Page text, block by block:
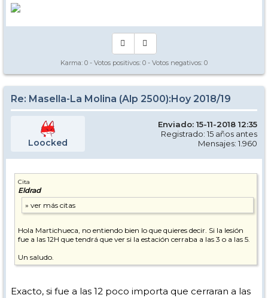
Karma: 0 - Votos positivos: 0 - Votos negativos: 0
Re: Masella-La Molina (Alp 2500):Hoy 2018/19
Loocked
Enviado: 15-11-2018 12:35
Registrado: 15 años antes
Mensajes: 1.960
Cita
Eldrad
Hola Martichueca, no entiendo bien lo que quieres decir. Si la lesión
fue a las 12H que tendrá que ver si la estación cerraba a las 3 o a las 5.
Un saludo.
Exacto, si fue a las 12 poco importa que cerraran a las